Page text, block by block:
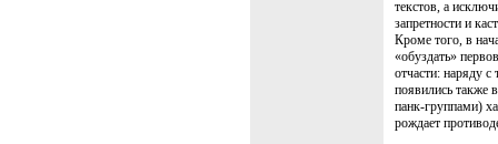
текстов, а
запретности и
Кроме того, в
«обуздать»
отчасти: наряду
появились также
панк-группами)
рождает